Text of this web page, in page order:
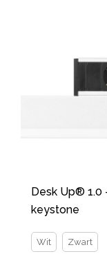
Desk Up® 1.0
keystone
Wit Zwart